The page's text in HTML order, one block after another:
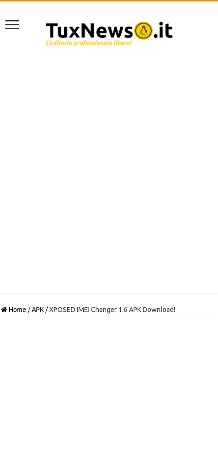
Home /APK /XPOSED IMEI Changer 1.6 APK Download!